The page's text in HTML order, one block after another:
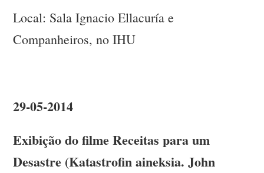
Local: Sala Ignacio Ellacuría e
Companheiros, no IHU
29-05-2014
Exibição do filme Receitas para um
Desastre (Katastrofin aineksia. John